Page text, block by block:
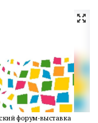
форум-выставка